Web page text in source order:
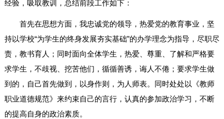
经验，吸取教训，总结前段工作如下：
首先在思想方面，我忠诚党的领导，热爱党的教育事业，坚
持以学校“为学生的终身发展夯实基础”的办学理念为指导，尽职尽
责，教书育人；同时面向全体学生，热爱、尊重、了解和严格要
求学生，不歧视、挖苦他们，循循善诱，诲人不倦；要求学生做
到的，自己首先做到，以身作则，为人师表。同时处处以《教师
职业道德规范》来约束自己的言行，认真的参加政治学习，不断
的提高自身的政治素质。